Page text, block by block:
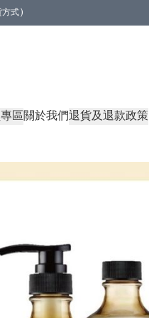
式 )
區關於我們退貨及退款政策